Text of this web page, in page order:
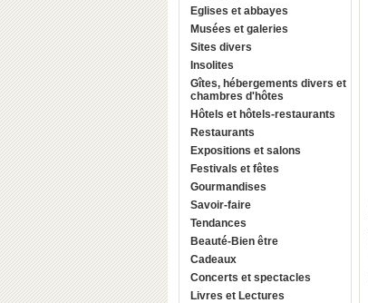
Eglises et abbayes
Musées et galeries
Sites divers
Insolites
Gîtes, hébergements divers et
chambres d'hôtes
Hôtels et hôtels-restaurants
Restaurants
Expositions et salons
Festivals et fêtes
Gourmandises
Savoir-faire
Tendances
Beauté-Bien être
Cadeaux
Concerts et spectacles
Livres et Lectures